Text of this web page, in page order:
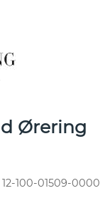
Ørering
12-100-01509-0000